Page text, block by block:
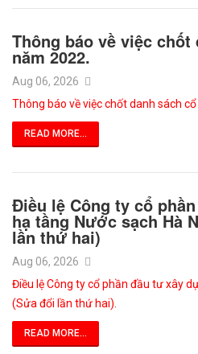
Thông báo về việc chốt
năm 2022.
Aug 06, 2026
Thông báo về việc chốt danh sách
READ MORE...
Điều lệ Công ty cổ
hạ tầng Nước sạch Hà
lần thứ hai)
Aug 06, 2026
Điều lệ Công ty cổ phần đầu tư xây
(Sửa đổi lần thứ hai).
READ MORE...